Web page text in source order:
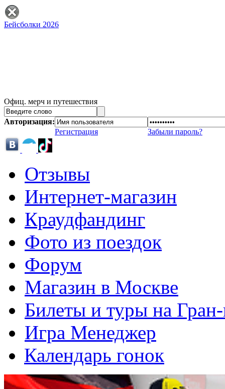
Бейсболки 2026
Офиц. мерч и путешествия
Авторизация:
Регистрация
Забыли пароль?
Отзывы
Интернет-магазин
Краудфандинг
Фото из поездок
Форум
Магазин в Москве
Билеты и туры на
Игра Менеджер
Календарь гонок